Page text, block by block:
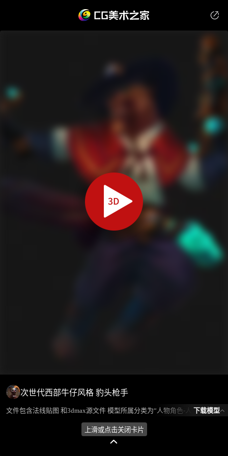
次世代西部牛仔风格 豹头枪手
文件包含法线贴图 和3dmax源文件 模型所属分类为“人物角色-人型怪物”，模型风格为卡通,西方，模型ID为100818，本模型由设计师 不爱喝水的鱼 在2024-07-29 19:48:10上传，含.fbx，.gltf，.max(3dsMax)相关源文件下载格式，点数为7426，面数为11238，材质数为2，贴图数为3，CG美术之家持续为您更新与数字孪生、影视动画和游戏VR等相关优质资源。
下载模型
上滑或点击关闭卡片